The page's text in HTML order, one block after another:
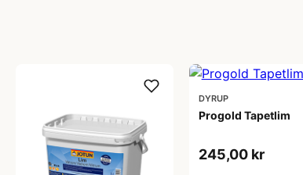
DYRUP
Progold Tapetlim
245,00 kr